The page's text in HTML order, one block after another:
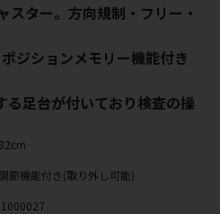
スター。方向規制・フリー・
ジションメモリー機能付き
る足台が付いており検査の操
節機能付き(取り外し可能)